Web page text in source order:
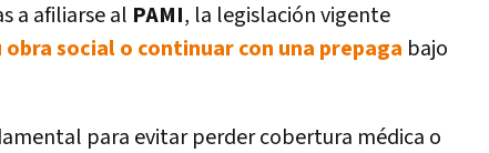
a afiliarse al PAMI, la legislación vigente
social o continuar con una prepaga bajo
para evitar perder cobertura médica o